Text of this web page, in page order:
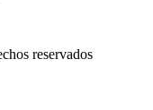
reservados